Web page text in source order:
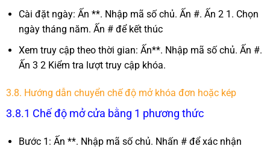
Cài đặt ngày: Ấn **. Nhập mã số chủ. Ấn #. Ấn 2 1. Chọn
ngày tháng năm. Ấn # để kết thúc
Xem truy cập theo thời gian: Ấn**. Nhập mã số chủ. Ấn #.
Ấn 3 2 Kiểm tra lượt truy cập khóa.
3.8. Hướng dẫn chuyển chế độ mở khóa đơn hoặc kép
3.8.1 Chế độ mở cửa bằng 1 phương thức
Bước 1: Ấn **. Nhập mã số chủ. Nhấn # để xác nhận